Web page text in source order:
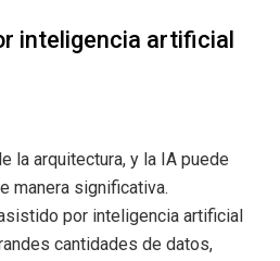
inteligencia artificial
la arquitectura, y la IA puede
manera significativa.
por inteligencia artificial
cantidades de datos,